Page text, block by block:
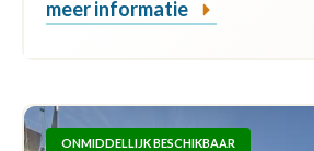
meer informatie
ONMIDDELLIJK BESCHIKBAAR